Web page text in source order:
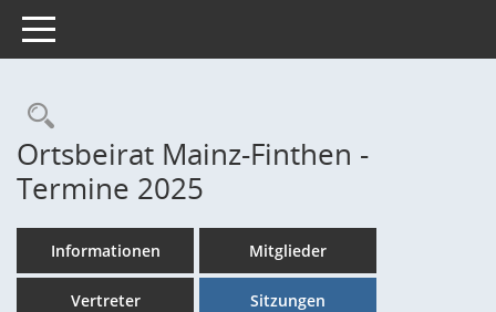
Toggle navigation
Rechercheauswahl
Ortsbeirat Mainz-Finthen -
Termine 2025
Informationen Mitglieder
Vertreter Sitzungen